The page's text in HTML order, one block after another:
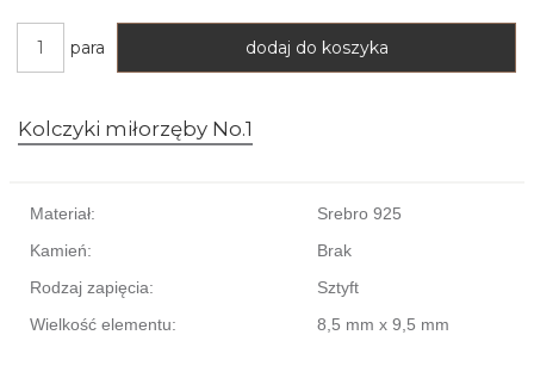
para dodaj do koszyka
Kolczyki miłorzęby No.1
Materiał:
Srebro 925
Kamień:
Brak
Rodzaj zapięcia:
Sztyft
Wielkość elementu:
8,5 mm x 9,5 mm